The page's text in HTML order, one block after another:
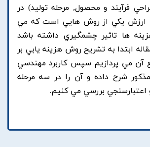
فرآيند و محصول, مرحله توليد) در
ارزش يکي از روش هايي است که مي
ها تاثير چشمگيري داشته باشد
ابتدا به تشريح روش هزينه يابي بر
آن مي پردازيم سپس کاربرد مهندسي
شرح داده و آن را در سه مرحله
اعتبارسنجي بررسي مي کنيم.